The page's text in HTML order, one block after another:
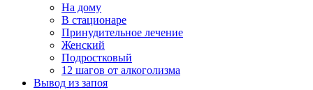
На дому
В стационаре
Принудительное лечение
Женский
Подростковый
12 шагов от алкоголизма
Вывод из запоя